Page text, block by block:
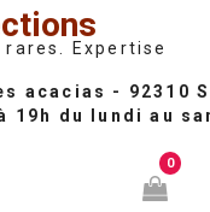
Expertise
0